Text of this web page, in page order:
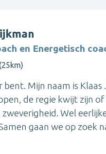
en Energetisch
bent. Mijn naam is
de regie kwijt zijn
Wel
gaan we op zoek